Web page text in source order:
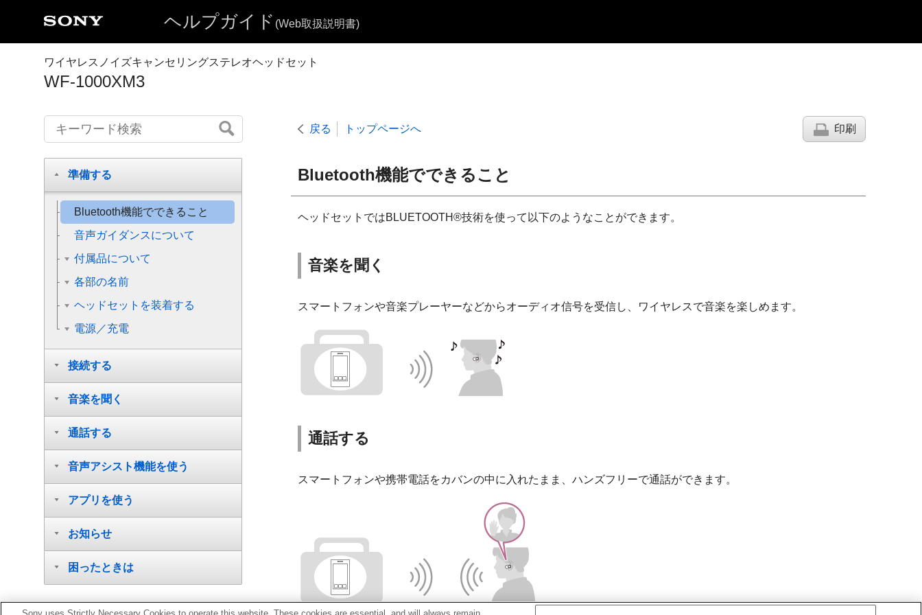
ヘルプガイド (Web取扱説明書)
ワイヤレスノイズキャンセリングステレオヘッドセット
WF-1000XM3
戻る トップページへ 印刷
Bluetooth機能でできること
ヘッドセットではBLUETOOTH®技術を使って以下のようなことができます。
音楽を聞く
スマートフォンや音楽プレーヤーなどからオーディオ信号を受信し、ワイヤレスで音楽を楽しめます。
通話する
スマートフォンや携帯電話をカバンの中に入れたまま、ハンズフリーで通話ができます。
準備する
Bluetooth機能でできること
音声ガイダンスについて
付属品について
各部の名前
ヘッドセットを装着する
電源／充電
接続する
音楽を聞く
通話する
音声アシスト機能を使う
アプリを使う
お知らせ
困ったときは